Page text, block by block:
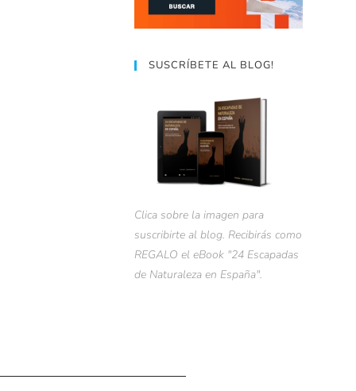
SUSCRÍBETE AL BLOG!
Clica sobre la imagen para
suscribirte al blog. Recibirás como
REGALO el eBook "24 Escapadas
de Naturaleza en España".